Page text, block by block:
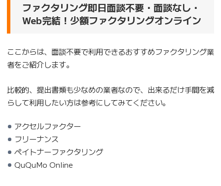
ファクタリング即日面談不要・面談なし・
Web完結！少額ファクタリングオンライン
ここからは、面談不要で利用できるおすすめファクタリング業
者をご紹介します。
比較的、提出書類も少なめの業者なので、出来るだけ手間を減
らして利用したい方は参考にしてみてください。
アクセルファクター
フリーナンス
ペイトナーファクタリング
QuQuMo Online